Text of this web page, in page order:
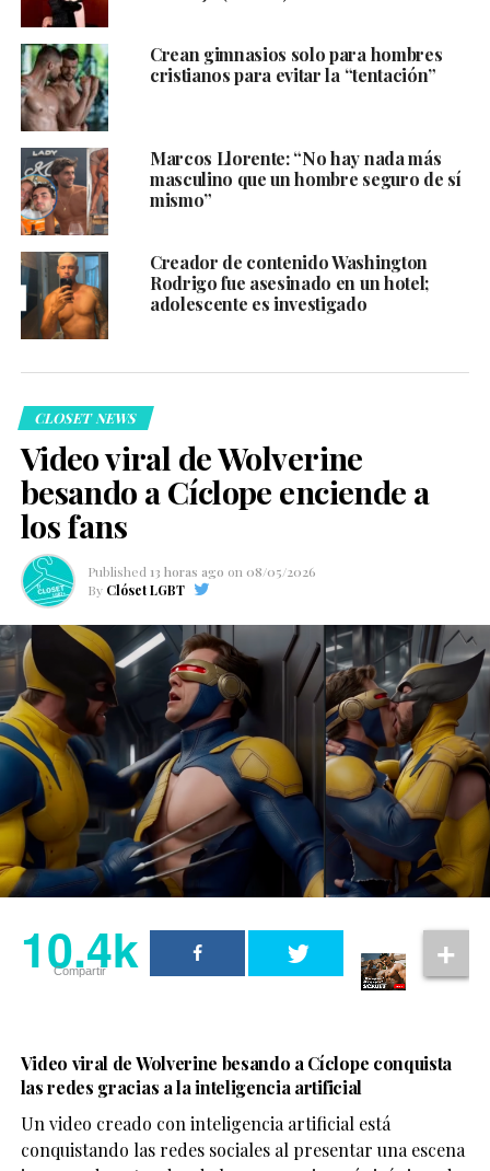
Crean gimnasios solo para hombres
cristianos para evitar la “tentación”
Marcos Llorente: “No hay nada más
masculino que un hombre seguro de sí
mismo”
Creador de contenido Washington
Rodrigo fue asesinado en un hotel;
adolescente es investigado
CLOSET NEWS
Video viral de Wolverine
besando a Cíclope enciende a
los fans
Published 13 horas ago on 08/05/2026
By Clóset LGBT
10.4k
Compartir
Video viral de Wolverine besando a Cíclope conquista
las redes gracias a la inteligencia artificial
Un video creado con inteligencia artificial está
conquistando las redes sociales al presentar una escena